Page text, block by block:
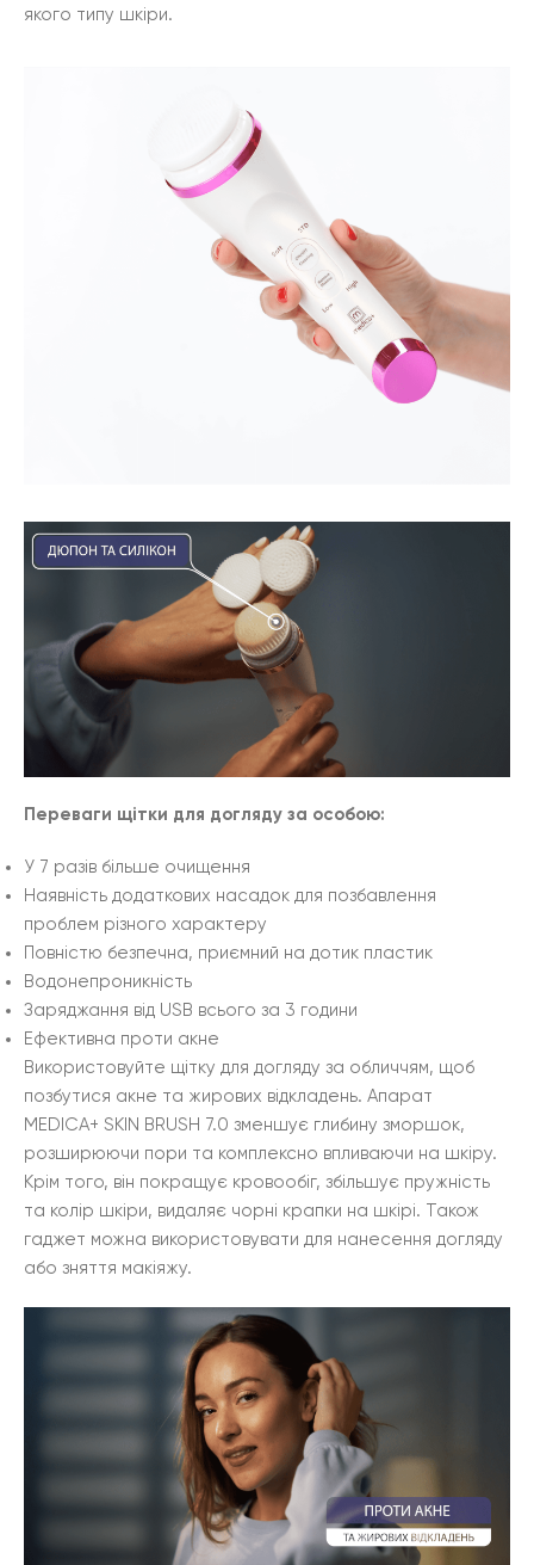
якого типу шкіри.
Переваги щітки для догляду за особою:
У 7 разів більше очищення
Наявність додаткових насадок для позбавлення
проблем різного характеру
Повністю безпечна, приємний на дотик пластик
Водонепроникність
Заряджання від USB всього за 3 години
Ефективна проти акне
Використовуйте щітку для догляду за обличчям, щоб
позбутися акне та жирових відкладень. Апарат
MEDICA+ SKIN BRUSH 7.0 зменшує глибину зморшок,
розширюючи пори та комплексно впливаючи на шкіру.
Крім того, він покращує кровообіг, збільшує пружність
та колір шкіри, видаляє чорні крапки на шкірі. Також
гаджет можна використовувати для нанесення догляду
або зняття макіяжу.